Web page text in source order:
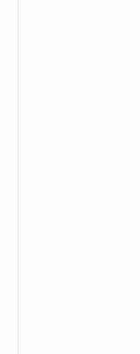
bagian ini
bukan cuma
Adegan
Kalau kamu
cuma andelin
dibangun pelan-
karakter.
sunyi atau
keras atau